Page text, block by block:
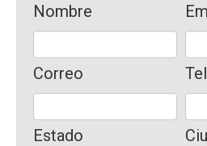
Nombre
Correo
Estado